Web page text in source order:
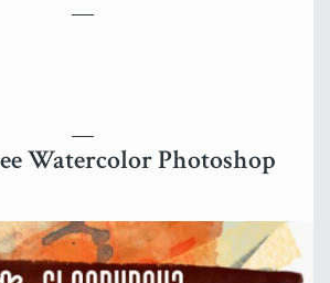
Watercolor Photoshop